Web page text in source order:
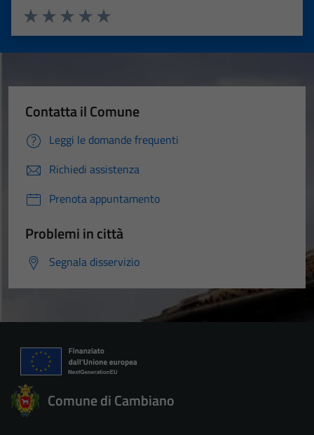
Valuta 5 stelle su 5
Valuta 4 stelle su 5
Valuta 3 stelle su 5
Valuta 2 stelle su 5
Valuta 1 stelle su 5
Contatta il Comune
Leggi le domande frequenti
Richiedi assistenza
Prenota appuntamento
Problemi in città
Segnala disservizio
Comune di Cambiano